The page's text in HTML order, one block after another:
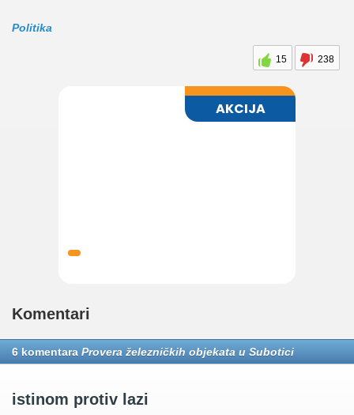
Politika
15 238
Komentari
6 komentara Provera železničkih objekata u Subotici
istinom protiv lazi